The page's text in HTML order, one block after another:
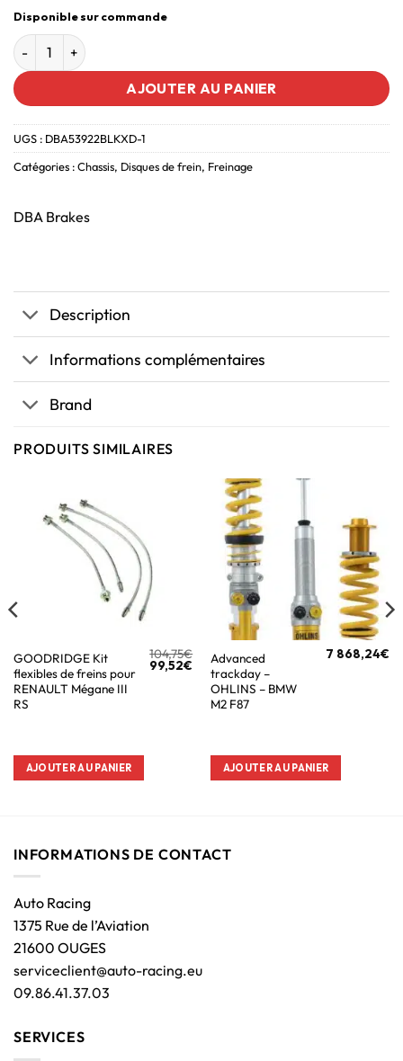
Disponible sur commande
AJOUTER AU PANIER
UGS : DBA53922BLKXD-1
Catégories :Chassis, Disques de frein, Freinage
DBA Brakes
Description
Informations complémentaires
Brand
PRODUITS SIMILAIRES
GOODRIDGE Kit
flexibles de freins pour
RENAULT Mégane III
RS
104,75€
99,52€
AJOUTER AU PANIER
Advanced
trackday –
OHLINS – BMW
M2 F87
7 868,24€
AJOUTER AU PANIER
INFORMATIONS DE CONTACT
Auto Racing
1375 Rue de l’Aviation
21600 OUGES
serviceclient@auto-racing.eu
09.86.41.37.03
SERVICES